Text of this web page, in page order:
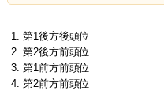
第1後方後頭位
第2後方前頭位
第1前方前頭位
第2前方前頭位